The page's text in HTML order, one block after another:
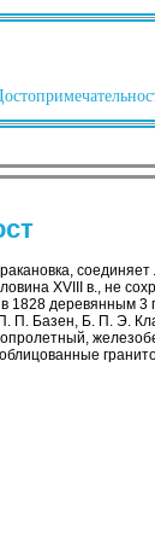
XVIII в., не
1828 деревянным 3
П. Базен, Б. П. Э.